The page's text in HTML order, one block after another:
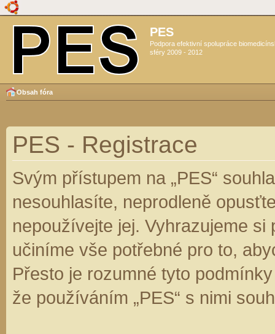
PES
Podpora efektivní spolupráce
sféry 2009 - 2012
Obsah fóra
PES - Registrace
Svým přístupem na „PES“
nesouhlasíte, neprodleně
nepoužívejte jej. Vyhrazujeme
učiníme vše potřebné pro to,
Přesto je rozumné tyto
že používáním „PES“ s nimi